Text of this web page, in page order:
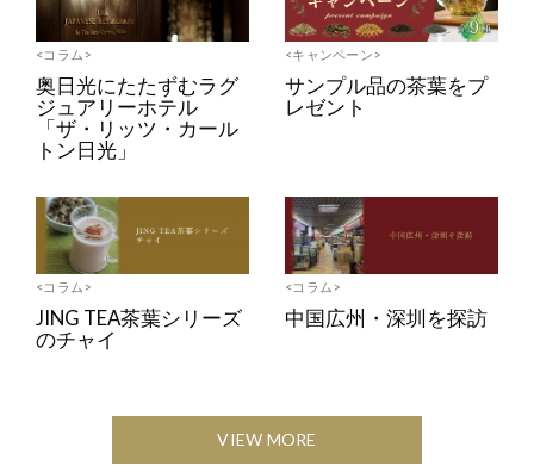
<コラム>
奥日光にたたずむラグ
ジュアリーホテル
「ザ・リッツ・カール
トン日光」
<キャンペーン>
サンプル品の茶葉をプ
レゼント
<コラム>
JING TEA茶葉シリーズ
のチャイ
<コラム>
中国広州・深圳を探訪
VIEW MORE